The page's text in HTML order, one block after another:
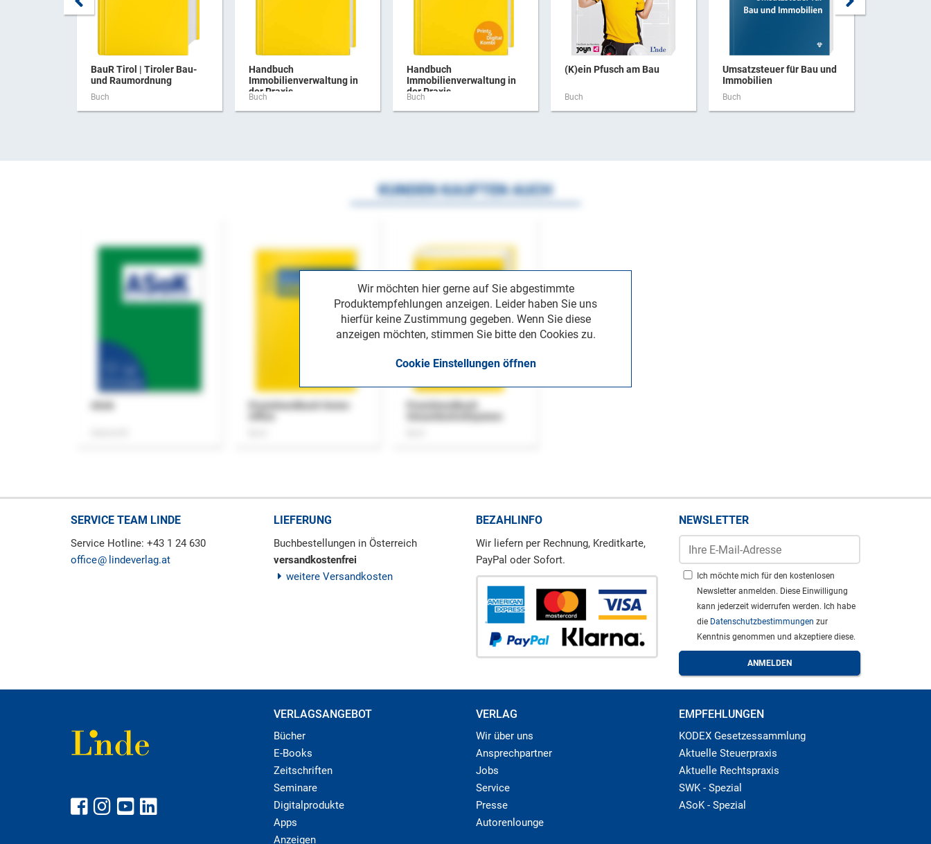
BauR Tirol | Tiroler Bau-
und Raumordnung
Buch
Handbuch
Immobilienverwaltung in
der Praxis
Buch
Handbuch
Immobilienverwaltung in
der Praxis ...
Buch
(K)ein Pfusch am Bau
Buch
Umsatzsteuer für Bau und
Immobilien
Buch
Wir möchten hier gerne auf Sie abgestimmte
Produktempfehlungen anzeigen. Leider haben Sie uns
hierfür keine Zustimmung gegeben. Wenn Sie diese
anzeigen möchten, stimmen Sie bitte den Cookies zu.
Cookie Einstellungen öffnen
KUNDEN KAUFTEN AUCH
Praxishandbuch Home-
Praxishandbuch
SERVICE TEAM LINDE
Service Hotline: +43 1 24 630
office
lindeverlag.at
LIEFERUNG
Buchbestellungen in Österreich
versandkostenfrei
weitere Versandkosten
BEZAHLINFO
Wir liefern per Rechnung, Kreditkarte,
PayPal oder Sofort.
NEWSLETTER
Ich möchte mich für den kostenlosen
Newsletter anmelden. Diese Einwilligung
kann jederzeit widerrufen werden. Ich habe
die Datenschutzbestimmungen zur
Kenntnis genommen und akzeptiere diese.
VERLAGSANGEBOT
Bücher
E-Books
Zeitschriften
Seminare
Digitalprodukte
Apps
Anzeigen
VERLAG
Wir über uns
Ansprechpartner
Jobs
Service
Presse
Autorenlounge
EMPFEHLUNGEN
KODEX Gesetzessammlung
Aktuelle Steuerpraxis
Aktuelle Rechtspraxis
SWK - Spezial
ASoK - Spezial